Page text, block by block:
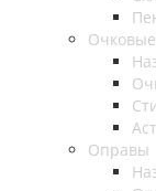
Оправы